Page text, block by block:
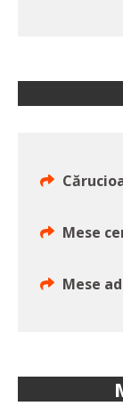
Mese
Mese